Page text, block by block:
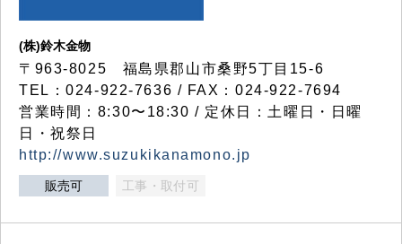
(株)鈴木金物
〒963-8025 福島県郡山市桑野5丁目15-6
TEL：024-922-7636 / FAX：024-922-7694
営業時間：8:30〜18:30 / 定休日：土曜日・日曜
日・祝祭日
http://www.suzukikanamono.jp
販売可 工事・取付可